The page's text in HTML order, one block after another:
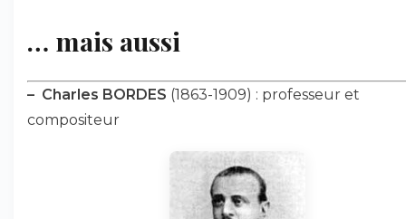
… mais aussi
– Charles BORDES (1863-1909) : professeur et
compositeur